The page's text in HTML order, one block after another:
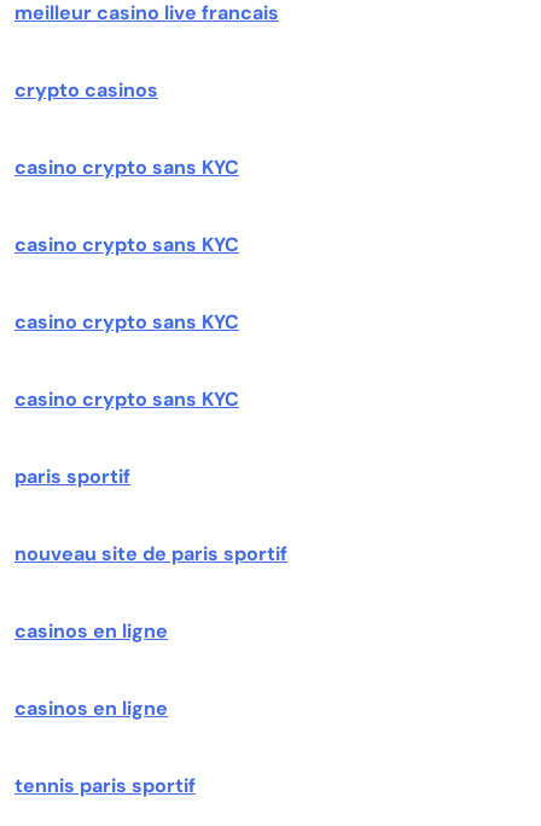
meilleur casino live francais
crypto casinos
casino crypto sans KYC
casino crypto sans KYC
casino crypto sans KYC
casino crypto sans KYC
paris sportif
nouveau site de paris sportif
casinos en ligne
casinos en ligne
tennis paris sportif